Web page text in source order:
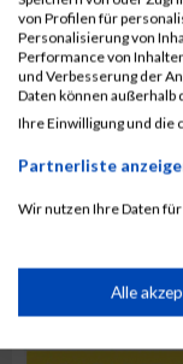
937
Janina
1081
941
zur
Jennifer
von Profilen für
Personalisierung von
Performance von
und Verbesserung der
Daten können außerhalb
Ihre Einwilligung und die
Partnerliste
Wir nutzen Ihre Daten
Speichern von
Alle